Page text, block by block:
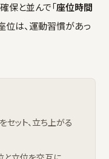
保と並んで「座位時間
位は、運動習慣があっ
ット、立ち上がる